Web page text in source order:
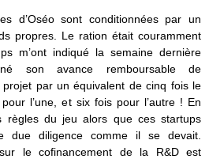
d’Oséo sont conditionnées par un
propres. Le ration était couramment
m’ont indiqué la semaine dernière
son avance remboursable de
par un équivalent de cinq fois le
l’une, et six fois pour l’autre ! En
règles du jeu alors que ces startups
due diligence comme il se devait.
le cofinancement de la R&D est